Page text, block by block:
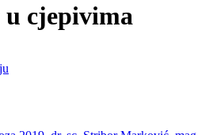
u cjepivima